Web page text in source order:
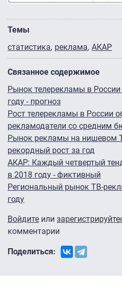
Темы
статистика реклама АКАР
Связанное содержимое
Рынок телерекламы в России
году - прогноз
Рост телерекламы в России
рекламодатели со средним
Рынок рекламы на нишевом
рекордный рост за год
АКАР: Каждый четвертый
в 2018 году - фиктивный
Региональный рынок ТВ-
году
Войдите или
комментарии
Поделиться: